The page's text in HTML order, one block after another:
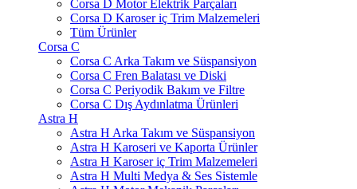
Corsa D Motor Elektrik Parçaları
Corsa D Karoser iç Trim Malzemeleri
Tüm Ürünler
Corsa C
Corsa C Arka Takım ve Süspansiyon
Corsa C Fren Balatası ve Diski
Corsa C Periyodik Bakım ve Filtre
Corsa C Dış Aydınlatma Ürünleri
Astra H
Astra H Arka Takım ve Süspansiyon
Astra H Karoseri ve Kaporta Ürünler
Astra H Karoser iç Trim Malzemeleri
Astra H Multi Medya & Ses Sistemle